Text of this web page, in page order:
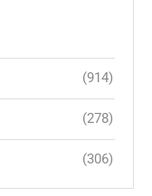
(914)
(278)
(306)